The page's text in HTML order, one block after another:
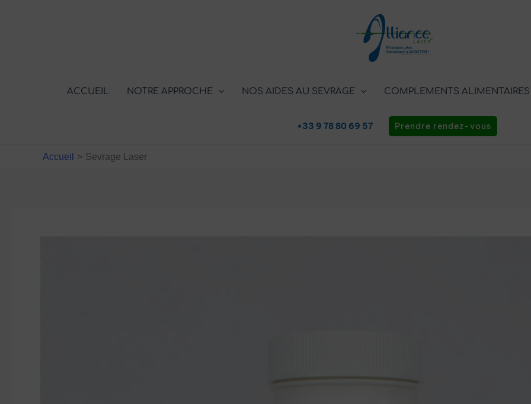
ACCUEIL NOTRE APPROCHE NOS AIDES AU SEVRAGE COMPLEMENTS ALIMENTAIRES
+33 9 78 80 69 57 Prendre rendez-vous
Accueil Sevrage Laser